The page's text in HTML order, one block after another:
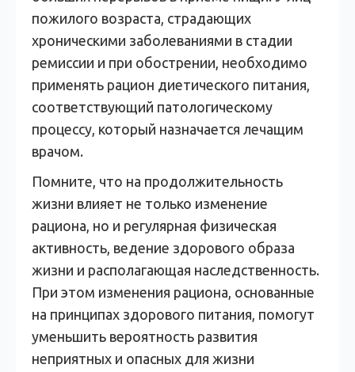
пожилого возраста, страдающих
хроническими заболеваниями в стадии
ремиссии и при обострении, необходимо
применять рацион диетического питания,
соответствующий патологическому
процессу, который назначается лечащим
врачом.
Помните, что на продолжительность
жизни влияет не только изменение
рациона, но и регулярная физическая
активность, ведение здорового образа
жизни и располагающая наследственность.
При этом изменения рациона, основанные
на принципах здорового питания, помогут
уменьшить вероятность развития
неприятных и опасных для жизни